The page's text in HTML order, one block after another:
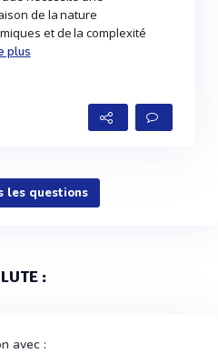
de la nature
et de la complexité
plus
les questions
:
avec :